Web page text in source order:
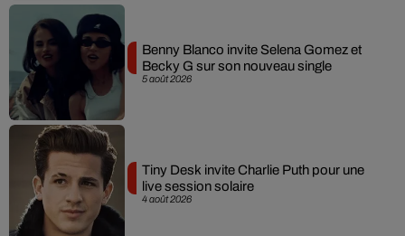
5 août 2026
Benny Blanco invite Selena Gomez et
Becky G sur son nouveau single
4 août 2026
Tiny Desk invite Charlie Puth pour une
live session solaire